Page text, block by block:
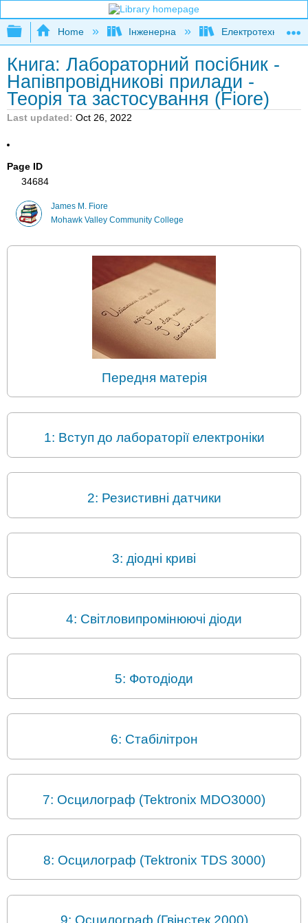
Expand/collapse global hierarchy
Home Інженерна Електротехніка
Книга: Лабораторний посібник -
Напівпровідникові прилади -
Теорія та застосування (Fiore)
Last updated Oct 26, 2022
Page ID
34684
James M. Fiore
Mohawk Valley Community College
Передня матерія
1: Вступ до лабораторії електроніки
2: Резистивні датчики
3: діодні криві
4: Світловипромінюючі діоди
5: Фотодіоди
6: Стабілітрон
7: Осцилограф (Tektronix MDO3000)
8: Осцилограф (Tektronix TDS 3000)